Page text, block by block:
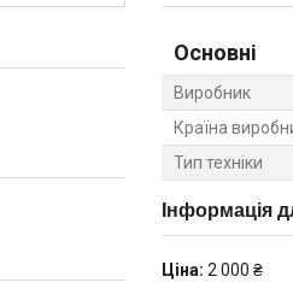
Основні
Виробник
Країна
Тип техніки
Інформація
Ціна: 2 000 ₴